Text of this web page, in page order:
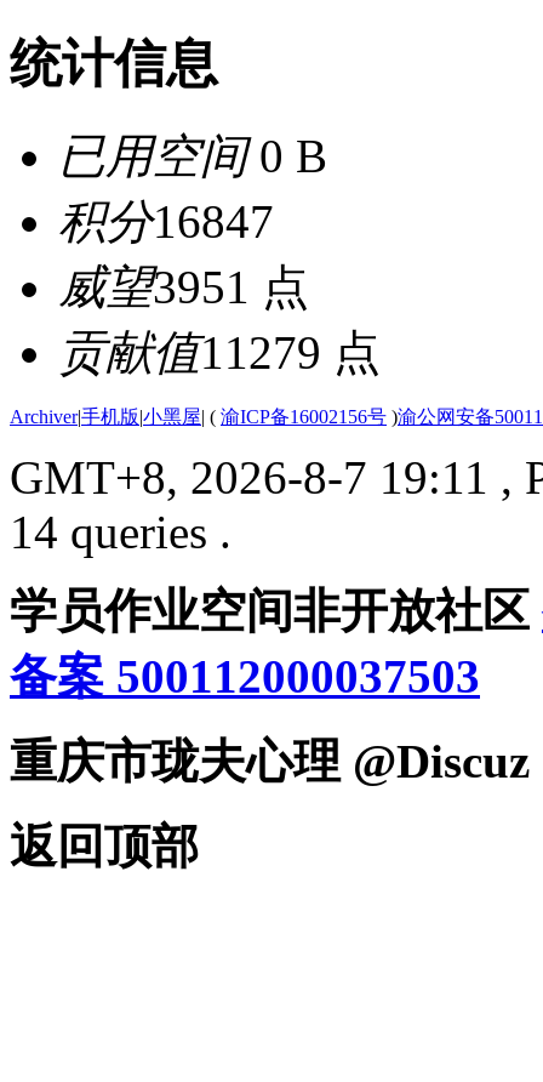
统计信息
已用空间0 B
积分16847
威望3951 点
贡献值11279 点
Archiver|手机版|小黑屋| ( 渝ICP备16002156号 )渝公网安备
GMT+8, 2026-8-7 19:11 ,
14 queries .
学员作业空间非开放社区
备案 500112000037503
重庆市珑夫心理
返回顶部